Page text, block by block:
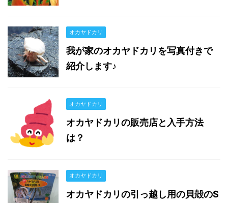
オカヤドカリ
我が家のオカヤドカリを写真付きで
紹介します♪
オカヤドカリ
オカヤドカリの販売店と入手方法
は？
オカヤドカリ
オカヤドカリの引っ越し用の貝殻のS